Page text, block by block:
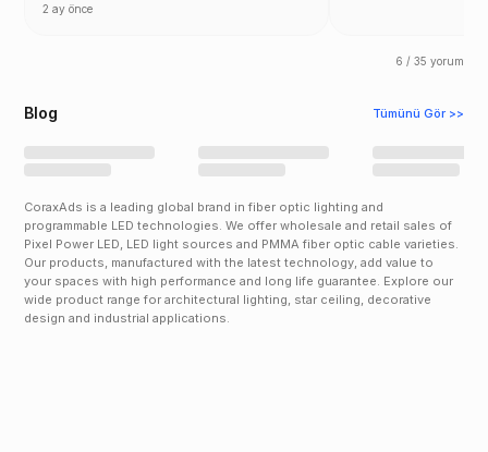
2 ay önce
6 / 35 yorum
Blog Tümünü Gör >>
CoraxAds is a leading global brand in fiber optic lighting and
programmable LED technologies. We offer wholesale and retail sales of
Pixel Power LED, LED light sources and PMMA fiber optic cable varieties.
Our products, manufactured with the latest technology, add value to
your spaces with high performance and long life guarantee. Explore our
wide product range for architectural lighting, star ceiling, decorative
design and industrial applications.